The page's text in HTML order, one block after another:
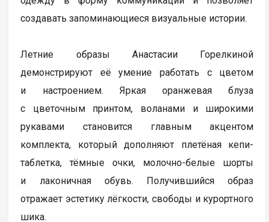
создавать запоминающиеся визуальные истории.
Летние образы Анастасии Горелкиной
демонстрируют её умение работать с цветом
и настроением. Яркая оранжевая блуза
с цветочным принтом, воланами и широкими
рукавами становится главным акцентом
комплекта, который дополняют плетёная кепи-
таблетка, тёмные очки, молочно-белые шорты
и лаконичная обувь. Получившийся образ
отражает эстетику лёгкости, свободы и курортного
шика.